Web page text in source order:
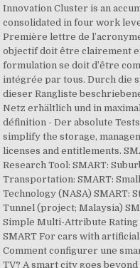
Innovation Cluster is an
consolidated in four work
Première lettre de
objectif doit être clairement
formulation se doit d’être
intégrée par tous. Durch die
dieser Rangliste
Netz erhältlich und in
définition - Der absolute
simplify the storage,
licenses and entitlements.
Research Tool: SMART:
Transportation: SMART:
Technology (NASA) SMART:
Tunnel (project; Malaysia)
Simple Multi-Attribute
SMART For cars with
Comment configurer une
TV? A smart city goes